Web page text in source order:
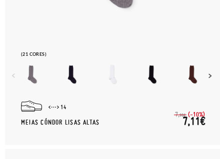
(21 CORES)
14
MEIAS CÓNDOR LISAS ALTAS
7,90€ (-10%)
7,11€